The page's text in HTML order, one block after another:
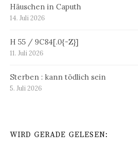
Häuschen in Caputh
14. Juli 2026
H 55 / 9C84[.0{-Z}]
11. Juli 2026
Sterben : kann tödlich sein
5. Juli 2026
WIRD GERADE GELESEN: